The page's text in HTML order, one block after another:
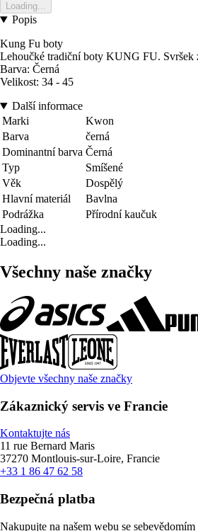
Loading...
Popis
Kung Fu boty
Lehoučké tradiční boty KUNG FU. Svršek
Barva: Černá
Velikost: 34 - 45
Další informace
Marki
Kwon
Barva
černá
Dominantní barva Černá
Typ
Smíšené
Věk
Dospělý
Hlavní materiál
Bavlna
Podrážka
Přírodní kaučuk
Loading...
Loading...
Všechny naše značky
Objevte všechny naše značky
Zákaznický servis ve Francie
Kontaktujte nás
11 rue Bernard Maris
37270 Montlouis-sur-Loire, Francie
+33 1 86 47 62 58
Bezpečná platba
Nakupujte na našem webu se sebevědomím